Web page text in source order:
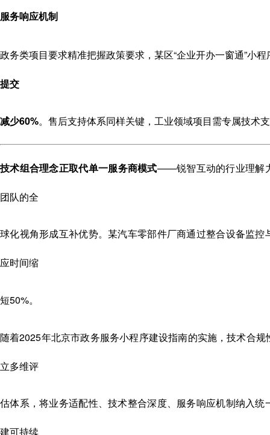
服务响应机制
政务类项目要求精准把握政策要求，某区“企业开办一窗通”小
提交
减少60%。售后支持体系同样关键，工业领域项目需专属技术
技术组合理念正取代单一服务商模式——锐智互动的行业理解
团队的全
球化视角形成互补优势。某汽车零部件厂商通过整合设备监
应时间缩
短50%。
随着2025年北京市政务服务小程序建设指南的实施，技术合
立多维评
估体系，将业务适配性、技术整合深度、服务响应机制纳入
建可持续